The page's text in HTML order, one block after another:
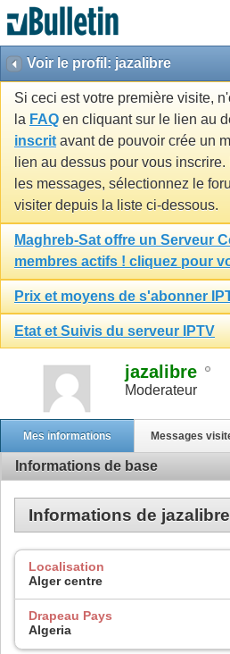
Voir le profil: jazalibre
Si ceci est votre première visite,
la FAQ en cliquant sur le lien au
inscrit avant de pouvoir crée un
lien au dessus pour vous
les messages, sélectionnez le
visiter depuis la liste ci-dessous.
Maghreb-Sat offre un Serveur
membres actifs ! cliquez pour
Prix et moyens de s'abonner
Etat et Suivis du serveur IPTV
jazalibre
Moderateur
Mes informations Messages
Informations de base
Informations de jazalibre
Localisation
Alger centre
Drapeau Pays
Algeria